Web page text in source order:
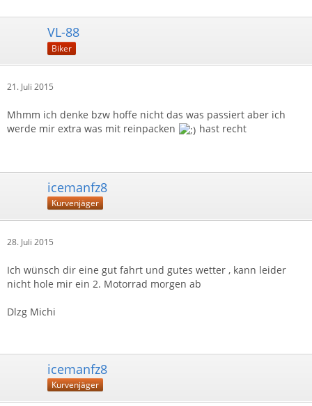
VL-88
Biker
21. Juli 2015
Mhmm ich denke bzw hoffe nicht das was passiert aber ich
werde mir extra was mit reinpacken
hast recht
icemanfz8
Kurvenjäger
28. Juli 2015
Ich wünsch dir eine gut fahrt und gutes wetter , kann leider
nicht hole mir ein 2. Motorrad morgen ab
Dlzg Michi
icemanfz8
Kurvenjäger